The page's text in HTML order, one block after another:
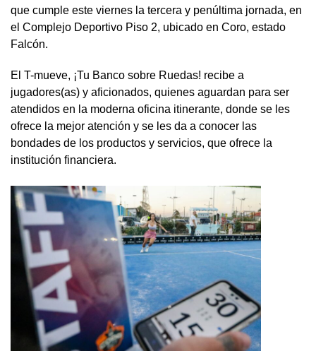
que cumple este viernes la tercera y penúltima jornada, en
el Complejo Deportivo Piso 2, ubicado en Coro, estado
Falcón.
El T-mueve, ¡Tu Banco sobre Ruedas! recibe a
jugadores(as) y aficionados, quienes aguardan para ser
atendidos en la moderna oficina itinerante, donde se les
ofrece la mejor atención y se les da a conocer las
bondades de los productos y servicios, que ofrece la
institución financiera.